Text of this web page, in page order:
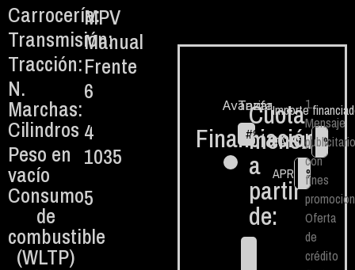
Carrocería:MPV
Transmisión:Manual
Tracción:Frente
N.
Marchas:
6
Cilindros 4
Peso en
vacío
1035
Consumo
de
combustible
(WLTP)
5
Financiación
Avanzar
€
Tarifa
#84
Cuota
mensual
a
partir
de:
Importe
TAN fijo
%
APR
%
1.
Mensaje
publicitario
con
fines
Oferta
de
crédito